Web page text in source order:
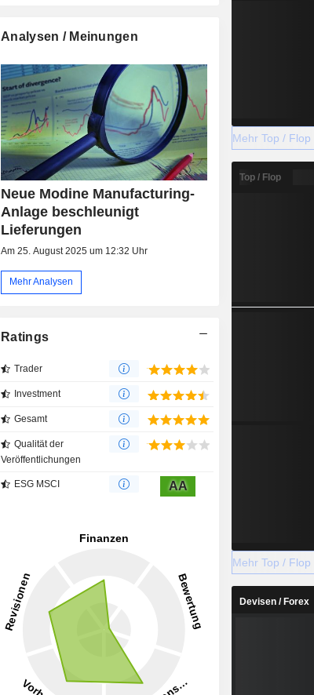
Analysen / Meinungen
Neue Modine Manufacturing-
Anlage beschleunigt
Lieferungen
Am 25. August 2025 um 12:32 Uhr
Mehr Analysen
Ratings
Trader
Investment
Gesamt
Qualität der
Veröffentlichungen
ESG MSCI AA
Mehr Top / Flop
Top / Flop
Mehr Top / Flop
Devisen / Forex